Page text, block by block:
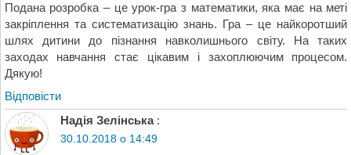
Подана розробка – це урок-гра з математики, яка має на меті
закріплення та систематизацію знань. Гра – це найкоротший
шлях дитини до пізнання навколишнього світу. На таких
заходах навчання стає цікавим і захоплюючим процесом.
Дякую!
Відповіcти
Надія Зелінська :
30.10.2018 о 14:49